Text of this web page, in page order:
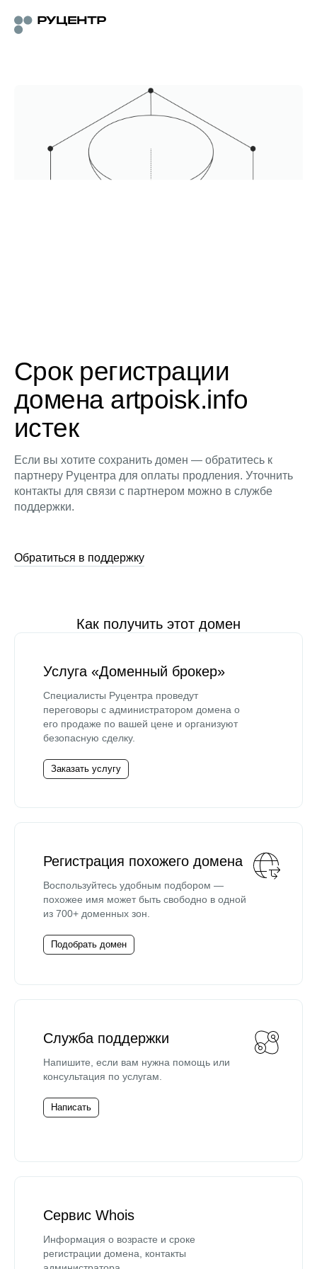
Срок регистрации
домена artpoisk.info
истек
Если вы хотите сохранить домен — обратитесь к
партнеру Руцентра для оплаты продления. Уточнить
контакты для связи с партнером можно в службе
поддержки.
Обратиться в поддержку
Как получить этот домен
Услуга «Доменный брокер»
Специалисты Руцентра проведут
переговоры с администратором домена о
его продаже по вашей цене и организуют
безопасную сделку.
Заказать услугу
Регистрация похожего домена
Воспользуйтесь удобным подбором —
похожее имя может быть свободно в одной
из 700+ доменных зон.
Подобрать домен
Служба поддержки
Напишите, если вам нужна помощь или
консультация по услугам.
Написать
Сервис Whois
Информация о возрасте и сроке
регистрации домена, контакты